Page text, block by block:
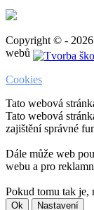
Copyright © -
webů
Cookies
Tato webová
Tato webová
zajištění správné
Dále může web
webu a pro
Pokud tomu tak je,
Ok Nastavení